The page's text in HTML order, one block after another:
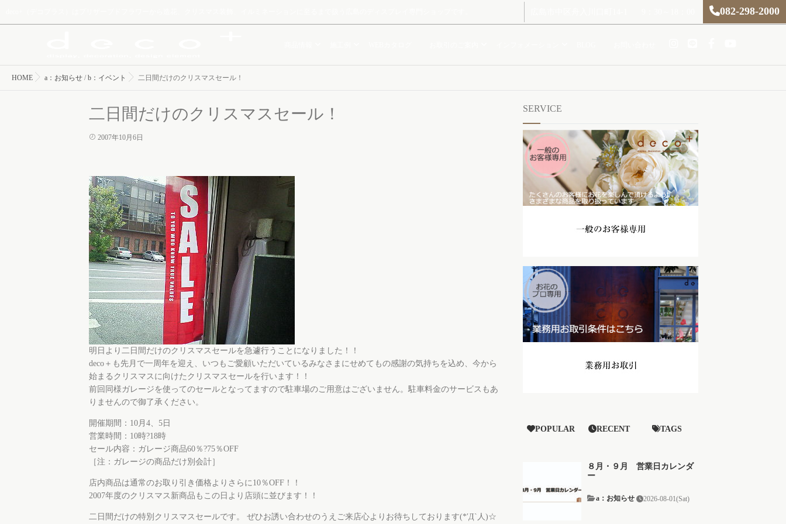
082-298-2000
HOME a：お知らせ / b：イベント 二日間だけのクリスマスセール！
二日間だけのクリスマスセール！
2007年10月6日
明日より二日間だけのクリスマスセールを急遽行うことになりました！！
deco＋も先月で一周年を迎え、いつもご愛顧いただいているみなさまにせめてもの感謝の気持ちを込め、今から
始まるクリスマスに向けたクリスマスセールを行います！！
前回同様ガレージを使ってのセールとなってますので駐車場のご用意はございません。駐車料金のサービスもあ
りませんので御了承ください。
開催期間：10月4、5日
営業時間：10時?18時
セール内容：ガレージ商品60％?75％OFF
［注：ガレージの商品だけ別会計］
店内商品は通常のお取り引き価格よりさらに10％OFF！！
2007年度のクリスマス新商品もこの日より店頭に並びます！！
二日間だけの特別クリスマスセールです。 ぜひお誘い合わせのうえご来店心よりお待ちしております(*′Д`人)☆
SERVICE
POPULAR RECENT TAGS
８月・９月 営業日カレンダ
ー
a：お知らせ 2026-08-01(Sat)